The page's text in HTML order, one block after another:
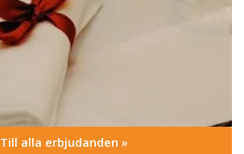
Till alla erbjudanden »